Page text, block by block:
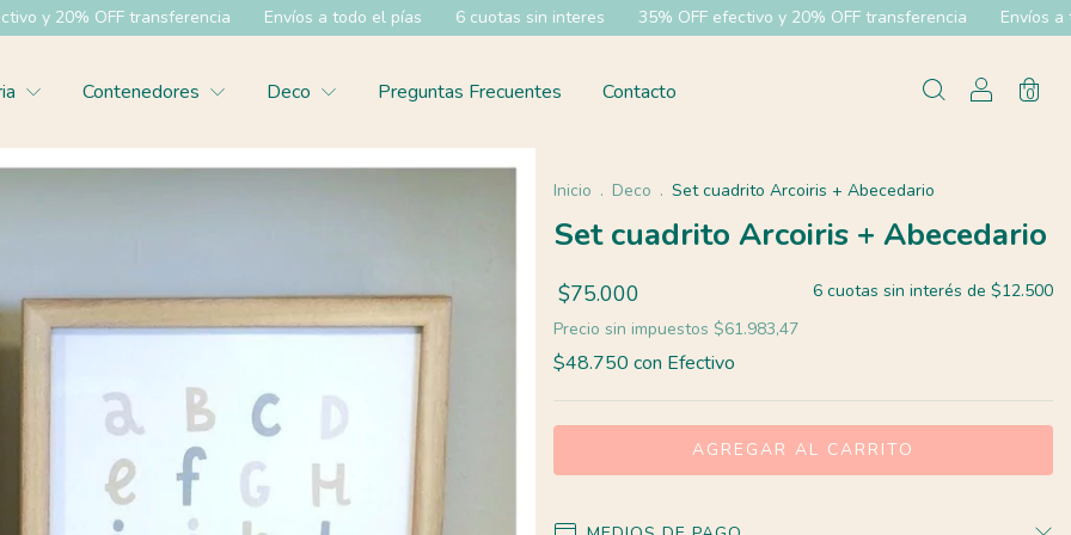
transferencia Envíos a todo el pías 6 cuotas sin interes 35% OFF efectivo y 20% OFF transferencia Envíos a todo el pías
Contenedores Deco Preguntas Frecuentes Contacto 0
Inicio . Deco . Set cuadrito Arcoiris + Abecedario
Set cuadrito Arcoiris + Abecedario
$75.000 6 cuotas sin interés de $12.500
Precio sin impuestos $61.983,47
$48.750 con Efectivo